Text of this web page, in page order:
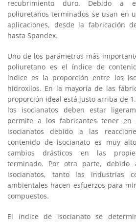
recubrimiento duro. Debido a
poliuretanos terminados se usan en
aplicaciones, desde la fabricación
hasta Spandex.
Uno de los parámetros más
poliuretano es el índice de
índice es la proporción entre los
hidroxilos. En la mayoría de las
proporción ideal está justo arriba de
los isocianatos deben estar
permite a los fabricantes tener
isocianatos debido a las
contenido de isocianato es muy
cambios drásticos en las
terminado. Por otra parte,
isocianatos, tanto las industrias
ambientales hacen esfuerzos para
compuestos.
El índice de isocianato se